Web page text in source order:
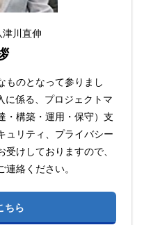
川直伸
ものとなって参りまし
に係る、プロジェクトマ
・構築・運用・保守）支
ュリティ、プライバシー
けしておりますので、
絡ください。
ちら